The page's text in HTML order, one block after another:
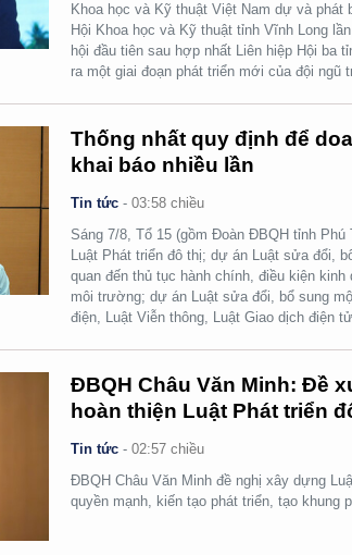
Khoa học và Kỹ thuật Việt Nam dự và phát
Hội Khoa học và Kỹ thuật tỉnh Vĩnh Long
hội đầu tiên sau hợp nhất Liên hiệp Hội ba
ra một giai đoạn phát triển mới của đội ngũ
Thống nhất quy định để
khai báo nhiều lần
Tin tức -03:58 chiều
Sáng 7/8, Tổ 15 (gồm Đoàn ĐBQH tỉnh
Luật Phát triển đô thị; dự án Luật sửa đổi,
quan đến thủ tục hành chính, điều kiện
môi trường; dự án Luật sửa đổi, bổ sung
điện, Luật Viễn thông, Luật Giao dịch điện
ĐBQH Châu Văn Minh: Đề
hoàn thiện Luật Phát triển
Tin tức -02:57 chiều
ĐBQH Châu Văn Minh đề nghị xây dựng
quyền mạnh, kiến tạo phát triển, tạo khung